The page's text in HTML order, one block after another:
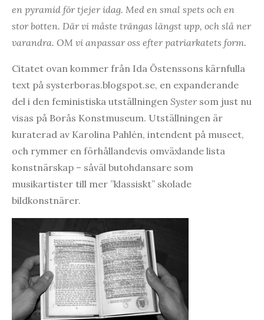
en pyramid för tjejer idag. Med en smal spets och en
stor botten. Där vi måste trängas längst upp, och slå ner
varandra. OM vi anpassar oss efter patriarkatets form.
Citatet ovan kommer från Ida Östenssons kärnfulla
text på systerboras.blogspot.se, en expanderande
del i den feministiska utställningen Syster som just nu
visas på Borås Konstmuseum. Utställningen är
kuraterad av Karolina Pahlén, intendent på museet,
och rymmer en förhållandevis omväxlande lista
konstnärskap – såväl butohdansare som
musikartister till mer ”klassiskt” skolade
bildkonstnärer.